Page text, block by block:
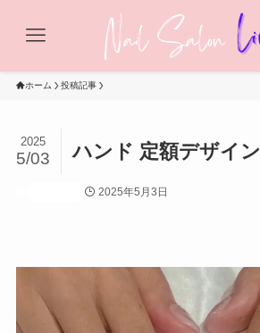
ホーム 投稿記事
ハンド 定額デザイン
2025
5/03
2025年5月3日